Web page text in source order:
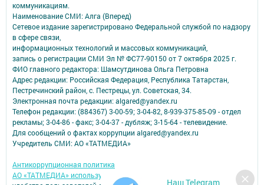
Наш Telegram
коммуникациям.
Наименование СМИ: Алга (Вперед)
Сетевое издание зарегистрировано Федеральной службой по надзору
в сфере связи,
информационных технологий и массовых коммуникаций,
запись о регистрации СМИ Эл № ФС77-90150 от 7 октября 2025 г.
ФИО главного редактора: Шамсутдинова Ольга Петровна
Адрес редакции: Российская Федерация, Республика Татарстан,
Пестречинский район, с. Пестрецы, ул. Советская, 34.
Электронная почта редакции: algared@yandex.ru
Телефон редакции: (884367) 3-00-59; 3-04-82, 8-939-375-85-09 - отдел
рекламы; 3-04-86 - факс; 3-04-37 - дубляж; 3-15-64 - телевидение.
Для сообщений о фактах коррупции algared@yandex.ru
Учредитель СМИ: АО «ТАТМЕДИА»
Антикоррупционная политика
АО «ТАТМЕДИА» использует «cookie»
для персонализации сервисов и